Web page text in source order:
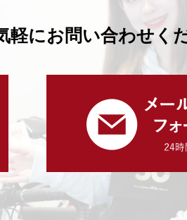
軽にお問い合わせく